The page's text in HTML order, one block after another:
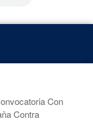
Con
Contra